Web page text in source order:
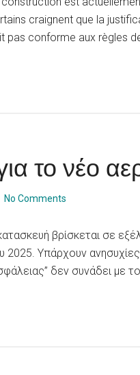
craignent que la
pas conforme aux règles
το νέο
No Comments
βρίσκεται σε
2025. Υπάρχουν
δεν συνάδει με